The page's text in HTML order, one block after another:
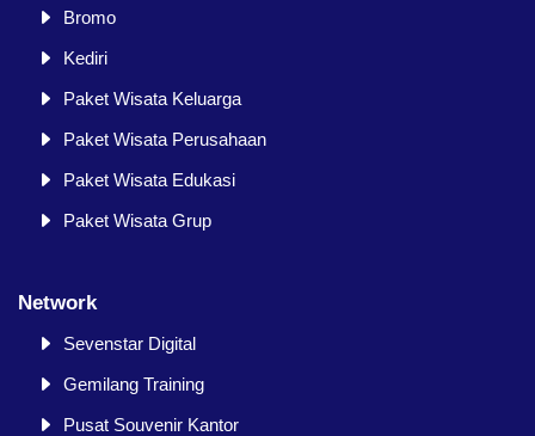
Bromo
Kediri
Paket Wisata Keluarga
Paket Wisata Perusahaan
Paket Wisata Edukasi
Paket Wisata Grup
Network
Sevenstar Digital
Gemilang Training
Pusat Souvenir Kantor